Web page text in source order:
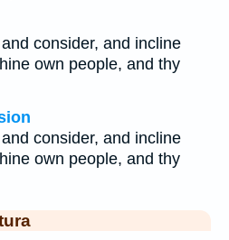
consider, and incline
own people, and thy
consider, and incline
own people, and thy